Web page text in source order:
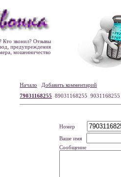
Кто звонил? Отзывы
предупреждения
мошенничество
Начало
Добавить комментарий
79031168255 89031168255 9031168255
Номер
Ваше имя
Сообщение